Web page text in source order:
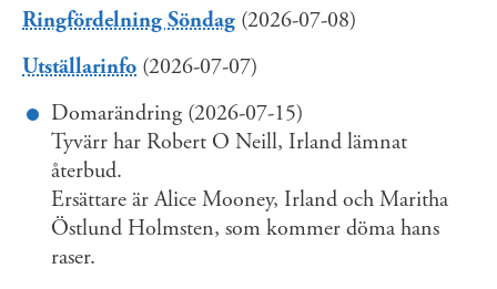
Ringfördelning Söndag (2026-07-08)
Utställarinfo (2026-07-07)
Domarändring (2026-07-15)
Tyvärr har Robert O Neill, Irland lämnat
återbud.
Ersättare är Alice Mooney, Irland och Maritha
Östlund Holmsten, som kommer döma hans
raser.